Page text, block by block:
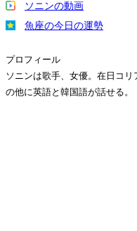
ソニンの動画
魚座の今日の運勢
プロフィール
ソニンは歌手、女優。在日コ
の他に英語と韓国語が話せる。